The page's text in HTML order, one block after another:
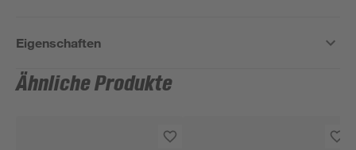
Eigenschaften
Ähnliche Produkte